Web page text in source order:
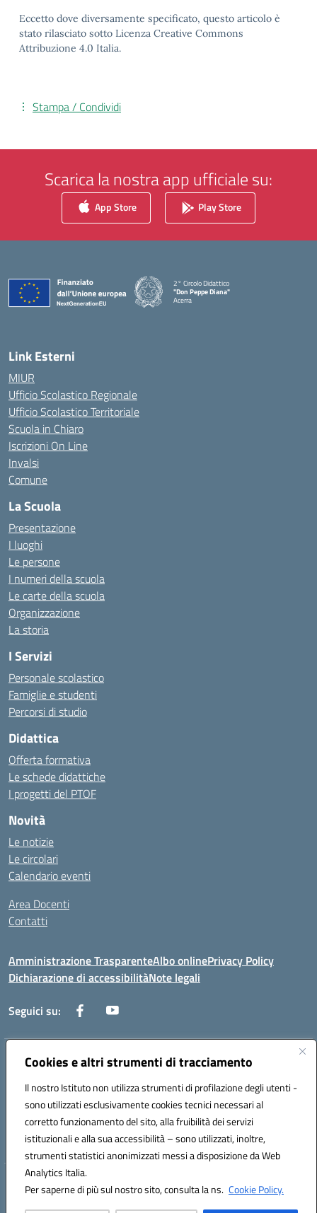
Cookies e altri strumenti di tracciamento
Il nostro Istituto non utilizza strumenti di profilazione degli utenti -
sono utilizzati esclusivamente cookies tecnici necessari al
corretto funzionamento del sito, alla fruibilità dei servizi
istituzionali e alla sua accessibilità – sono utilizzati, inoltre,
strumenti statistici anonimizzati messi a disposizione da Web
Analytics Italia.
Per saperne di più sul nostro sito, consulta la ns. Cookie Policy.
Eccetto dove diversamente specificato, questo articolo è
stato rilasciato sotto Licenza Creative Commons
Attribuzione 4.0 Italia.
Stampa / Condividi
Scarica la nostra app ufficiale su:
App Store Play Store
2° Circolo Didattico
"Don Peppe Diana"
Acerra
Link Esterni
MIUR
Ufficio Scolastico Regionale
Ufficio Scolastico Territoriale
Scuola in Chiaro
Iscrizioni On Line
Invalsi
Comune
La Scuola
Presentazione
I luoghi
Le persone
I numeri della scuola
Le carte della scuola
Organizzazione
La storia
I Servizi
Personale scolastico
Famiglie e studenti
Percorsi di studio
Didattica
Offerta formativa
Le schede didattiche
I progetti del PTOF
Novità
Le notizie
Le circolari
Calendario eventi
Area Docenti
Contatti
Amministrazione TrasparenteAlbo onlinePrivacy Policy
Dichiarazione di accessibilitàNote legali
Seguici su:
Indirizzo:Via dei mille, 2 - 80011 Acerra (NA)
Posta elettronica certificata (PEC):naee10200g@pec.istruzione.it
Codice fiscale: 80103770634
Codice meccanografico: NAEE10200G
Hosting & Powered by 3D Solution S.r.l.
Concept & Design by Designers Italia